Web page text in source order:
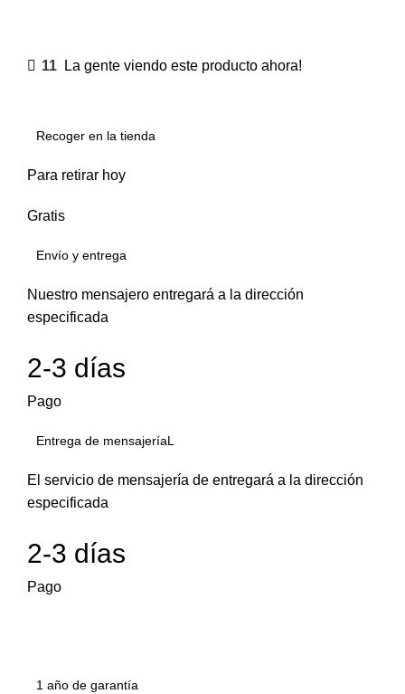
11 La gente viendo este producto ahora!
Recoger en la tienda
Para retirar hoy
Gratis
Envío y entrega
Nuestro mensajero entregará a la dirección
especificada
2-3 días
Pago
Entrega de mensajeríaL
El servicio de mensajería de entregará a la dirección
especificada
2-3 días
Pago
1 año de garantía